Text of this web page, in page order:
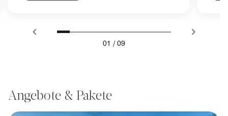
01 / 09
Angebote & Pakete